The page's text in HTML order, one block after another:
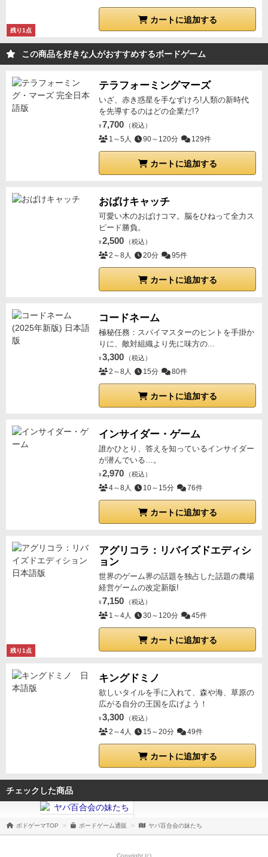
残り1点
カートに追加する
この商品を好きな人がおすすめするボードゲーム
テラフォーミングマーズ
いざ、赤き惑星を手なずけろ!人類の新時代
を先導するのはどの企業だ!?
¥ 7,700 （税込）
1～5人 90～120分 129件
カートに追加する
おばけキャッチ
可愛い木のおばけコマ。脳をひねって全力ス
ピード勝負。
¥ 2,500 （税込）
2～8人 20分 95件
カートに追加する
コードネーム
極秘任務：スパイマスターのヒントを手掛か
りに、敵対組織より先に味方の...
¥ 3,300 （税込）
2～8人 15分 80件
カートに追加する
インサイダー・ゲーム
誰かひとり、答えを知っているインサイダー
が潜んでいる…。
¥ 2,970 （税込）
4～8人 10～15分 76件
カートに追加する
残り1点
アグリコラ：リバイズドエディシ
ョン
世界のゲーム界の話題を独占した話題の農場
経営ゲームの改定新版!
¥ 7,150 （税込）
1～4人 30～120分 45件
カートに追加する
キングドミノ
欲しいタイルを手に入れて、森や海、草原の
広がる自分の王国を広げよう！
¥ 3,300 （税込）
2～4人 15～20分 49件
カートに追加する
チェックした商品
ボドゲーマTOP ボードゲーム通販 ヤバ百合会の妹たち
Copyright (c)